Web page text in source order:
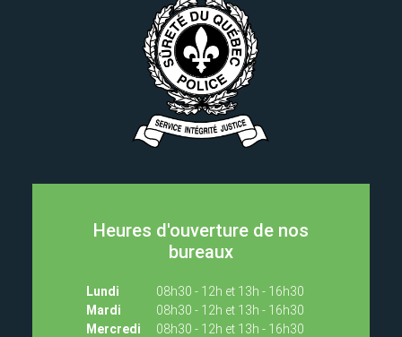
Heures d'ouverture de nos
bureaux
Lundi
08h30 - 12h et 13h - 16h30
Mardi
08h30 - 12h et 13h - 16h30
Mercredi
08h30 - 12h et 13h - 16h30